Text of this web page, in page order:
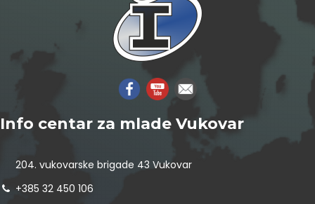
Info centar za mlade Vukovar
204. vukovarske brigade 43 Vukovar
+385 32 450 106